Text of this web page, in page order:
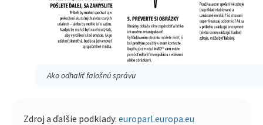
Ako odhaliť falošnú správu
Zdroj a ďalšie podklady: europarl.europa.eu